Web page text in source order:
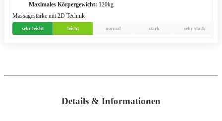
Maximales Körpergewicht: 120kg
Massagestärke mit 2D Technik
sehr leicht leicht normal stark sehr stark
Details & Informationen